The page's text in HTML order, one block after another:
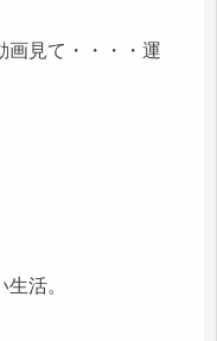
画見て・・・・運
活。